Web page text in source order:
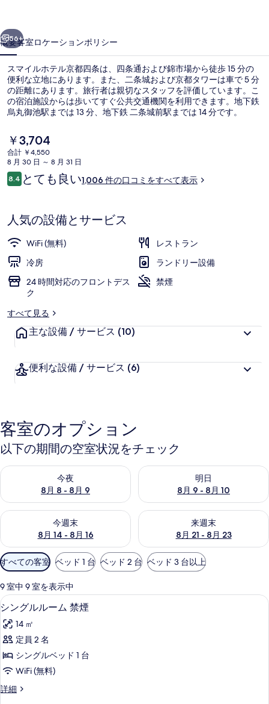
京
都
四
条
の
写
真
ギ
ャ
ラ
リ
ー
56+
概要客室ロケーションポリシー
スマイルホテル京都四条は、四条通および錦市場から徒歩 15 分の
便利な立地にあります。また、二条城および京都タワーは車で 5 分
の距離にあります。旅行者は親切なスタッフを評価しています。こ
の宿泊施設からは歩いてすぐ公共交通機関を利用できます。地下鉄
烏丸御池駅までは 13 分、地下鉄 二条城前駅までは 14 分です。
現
在
の
料
金
で
す
￥3,704
合計 ￥4,550
8 月 30 日 ～ 8 月 31 日
口
コ
8.410段階中8.4
とても良い1,006 件の口コミをすべて表示
人気の設備とサービス
WiFi (無料)
レストラン
冷房
ランドリー設備
24 時間対応のフロントデス
ク
禁煙
すべて見る
主な設備 / サービス (10)
便利な設備 / サービス (6)
客室のオプション
以下の期間の空室状況をチェック
今夜
8月 8 - 8月 9
今夜 8月 8 - 8月 9 の空室状況をチェック
明日
8月 9 - 8月 10
明日 8月 9 - 8月 10 の空室状
今週末
8月 14 - 8月 16
今週末 8月 14 - 8月 16 の空室状況をチェック
来週末
8月 21 - 8月 23
来週末 8月 21 - 8月 23 の空室
利
用
可
能
な
客
室
の
り
込
すべての客室 ベッド 1 台 ベッド 2 台 ベッド 3 台以上
9 室中 9 室を表示中
シ
ン
グ
ル
ル
ム
シングルルーム 禁煙 | 高級寝具、羽
6
シングルルーム 禁煙
14 ㎡
定員 2 名
シングルベッド 1 台
WiFi (無料)
詳細
シ